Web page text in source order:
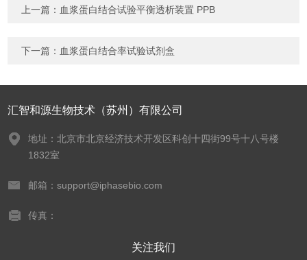
上一篇： 血浆蛋白结合试验平衡透析装置 PPB
下一篇： 血浆蛋白结合率试验试剂盒
汇智和源生物技术（苏州）有限公司
地址：北京市北京经济技术开发区科创十四街99号十八号楼
1832室
邮箱：support@iphasebio.com
传真：
关注我们